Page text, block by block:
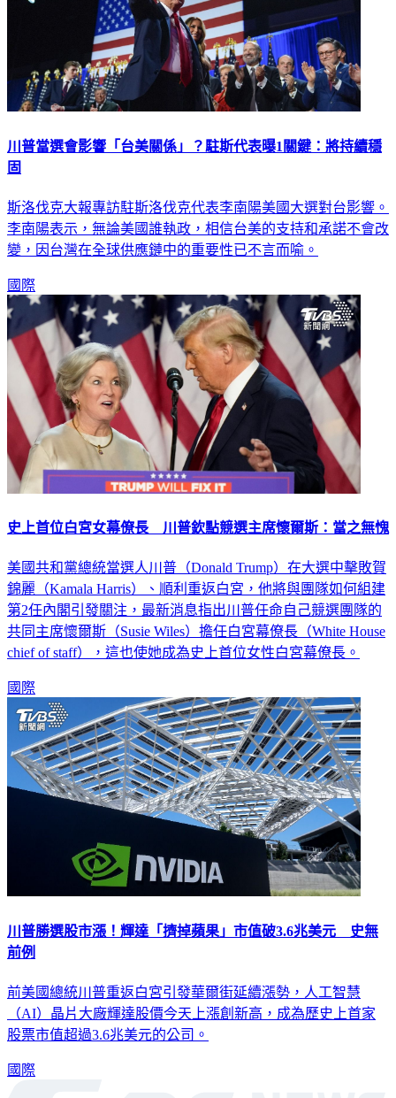
川普當選會影響「台美關係」？駐斯代表曝1關鍵：將持續穩
固
斯洛伐克大報專訪駐斯洛伐克代表李南陽美國大選對台影響。
李南陽表示，無論美國誰執政，相信台美的支持和承諾不會改
變，因台灣在全球供應鏈中的重要性已不言而喻。
國際
史上首位白宮女幕僚長 川普欽點競選主席懷爾斯：當之無愧
美國共和黨總統當選人川普（Donald Trump）在大選中擊敗賀
錦麗（Kamala Harris）、順利重返白宮，他將與團隊如何組建
第2任內閣引發關注，最新消息指出川普任命自己競選團隊的
共同主席懷爾斯（Susie Wiles）擔任白宮幕僚長（White House
chief of staff），這也使她成為史上首位女性白宮幕僚長。
國際
川普勝選股市漲！輝達「擠掉蘋果」市值破3.6兆美元 史無
前例
前美國總統川普重返白宮引發華爾街延續漲勢，人工智慧
（AI）晶片大廠輝達股價今天上漲創新高，成為歷史上首家
股票市值超過3.6兆美元的公司。
國際